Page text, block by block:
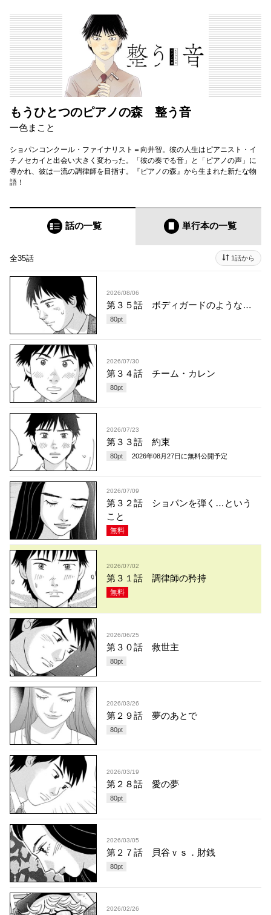
もうひとつのピアノの森 整う音
一色まこと
ショパンコンクール・ファイナリスト＝向井智。彼の人生はピアニスト・イ
チノセカイと出会い大きく変わった。「彼の奏でる音」と「ピアノの声」に
導かれ、彼は一流の調律師を目指す。『ピアノの森』から生まれた新たな物
語！
話の一覧 単行本の一覧
全35話 1話から
2026/08/06
第３５話 ボディガードのような…
80pt
2026/07/30
第３４話 チーム・カレン
80pt
2026/07/23
第３３話 約束
80pt 2026年08月27日 に無料公開予定
2026/07/09
第３２話 ショパンを弾く…という
こと
無料
2026/07/02
第３１話 調律師の矜持
無料
2026/06/25
第３０話 救世主
80pt
2026/03/26
第２９話 夢のあとで
80pt
2026/03/19
第２８話 愛の夢
80pt
2026/03/05
第２７話 貝谷ｖｓ．財銭
80pt
2026/02/26